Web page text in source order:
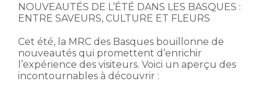
NOUVEAUTÉS DE L’ÉTÉ DANS LES BASQUES :
ENTRE SAVEURS, CULTURE ET FLEURS
Cet été, la MRC des Basques bouillonne de
nouveautés qui promettent d’enrichir
l’expérience des visiteurs. Voici un aperçu des
incontournables à découvrir :